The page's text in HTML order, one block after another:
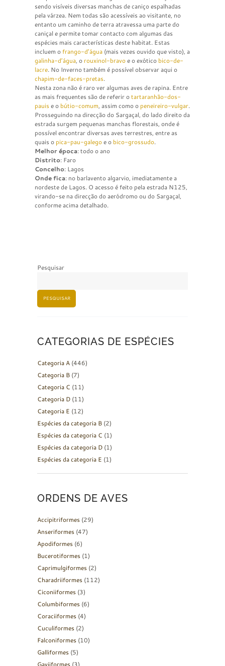
sendo visíveis diversas manchas de caniço espalhadas
pela várzea. Nem todas são acessíveis ao visitante, no
entanto um caminho de terra atravessa uma parte do
caniçal e permite tomar contacto com algumas das
espécies mais características deste habitat. Estas
incluem ofrango-d’água (mais vezes ouvido que visto), a
galinha-d’água, o rouxinol-bravoe o exótico bico-de-
lacre. No Inverno também é possível observar aqui o
chapim-de-faces-pretas.
Nesta zona não é raro ver algumas aves de rapina. Entre
as mais frequentes são de referir otartaranhão-dos-
pauise o bútio-comum, assim como o peneireiro-vulgar.
Prosseguindo na direcção do Sargaçal, do lado direito da
estrada surgem pequenas manchas florestais, onde é
possível encontrar diversas aves terrestres, entre as
quais o pica-pau-galegoe o bico-grossudo.
Melhor época: todo o ano
Distrito: Faro
Concelho: Lagos
Onde fica: no barlavento algarvio, imediatamente a
nordeste de Lagos. O acesso é feito pela estrada N125,
virando-se na direcção do aeródromo ou do Sargaçal,
conforme acima detalhado.
Pesquisar
PESQUISAR
CATEGORIAS DE ESPÉCIES
Categoria A (446)
Categoria B (7)
Categoria C (11)
Categoria D (11)
Categoria E (12)
Espécies da categoria B (2)
Espécies da categoria C (1)
Espécies da categoria D (1)
Espécies da categoria E (1)
ORDENS DE AVES
Accipitriformes (29)
Anseriformes (47)
Apodiformes (6)
Bucerotiformes (1)
Caprimulgiformes (2)
Charadriiformes (112)
Ciconiiformes (3)
Columbiformes (6)
Coraciiformes (4)
Cuculiformes (2)
Falconiformes (10)
Galliformes (5)
Gaviiformes (3)